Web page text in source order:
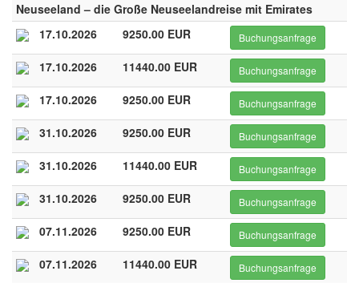
Neuseeland – die Große Neuseelandreise mit Emirates
17.10.2026
9250.00 EUR Buchungsanfrage
17.10.2026 11440.00 EUR Buchungsanfrage
17.10.2026 9250.00 EUR Buchungsanfrage
31.10.2026 9250.00 EUR Buchungsanfrage
31.10.2026 11440.00 EUR Buchungsanfrage
31.10.2026 9250.00 EUR Buchungsanfrage
07.11.2026 9250.00 EUR Buchungsanfrage
07.11.2026 11440.00 EUR Buchungsanfrage